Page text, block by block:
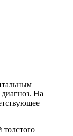
На
толстого